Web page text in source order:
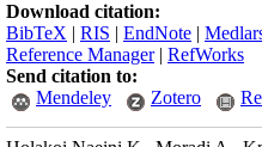
Download citation:
BibTeX | RIS | EndNote |
Reference Manager| RefWorks
Send citation to:
Mendeley
Zotero